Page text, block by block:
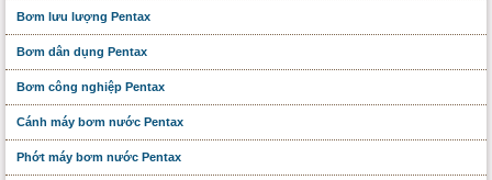
Bơm lưu lượng Pentax
Bơm dân dụng Pentax
Bơm công nghiệp Pentax
Cánh máy bơm nước Pentax
Phớt máy bơm nước Pentax